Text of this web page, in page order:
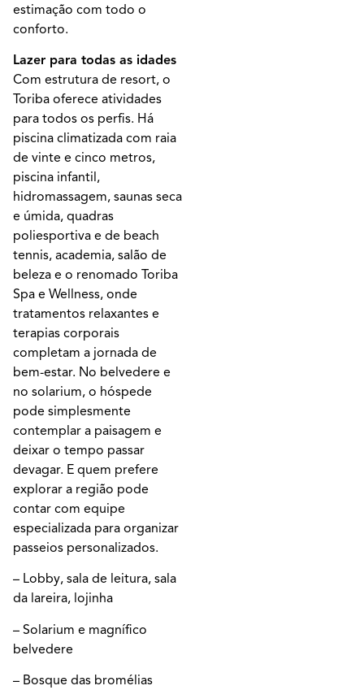
estimação com todo o
conforto.
Lazer para todas as idades
Com estrutura de resort, o
Toriba oferece atividades
para todos os perfis. Há
piscina climatizada com raia
de vinte e cinco metros,
piscina infantil,
hidromassagem, saunas seca
e úmida, quadras
poliesportiva e de beach
tennis, academia, salão de
beleza e o renomado Toriba
Spa e Wellness, onde
tratamentos relaxantes e
terapias corporais
completam a jornada de
bem-estar. No belvedere e
no solarium, o hóspede
pode simplesmente
contemplar a paisagem e
deixar o tempo passar
devagar. E quem prefere
explorar a região pode
contar com equipe
especializada para organizar
passeios personalizados.
– Lobby, sala de leitura, sala
da lareira, lojinha
– Solarium e magnífico
belvedere
– Bosque das bromélias